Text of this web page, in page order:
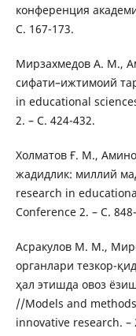
конференция
С. 167-173.
Мирзахмедов А. М.,
сифати–ижтимоий
in educational
2. – С. 424-432.
Холматов Ғ. М.,
жадидлик: миллий
research in
Conference 2. – С.
Асракулов М. М.,
органлари тезкор-
ҳал этишда овоз
//Models and
innovative research. –